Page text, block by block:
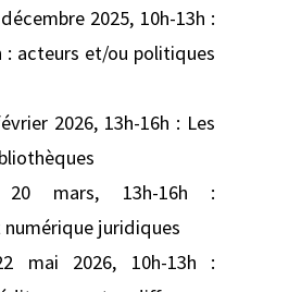
2025, 10h-13h :
: acteurs et/ou politiques
2026, 13h-16h : Les
20 mars, 13h-16h :
numérique juridiques
mai 2026, 10h-13h :